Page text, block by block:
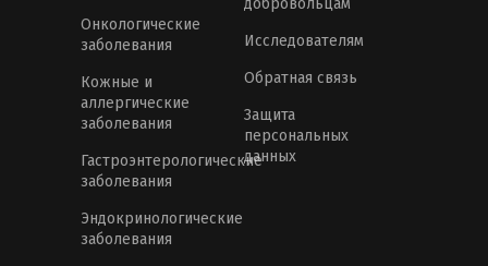
Онкологические
заболевания
Кожные и
аллергические
заболевания
Гастроэнтерологические
заболевания
Эндокринологические
заболевания
добровольцам
Исследователям
Обратная связь
Защита
персональных
данных